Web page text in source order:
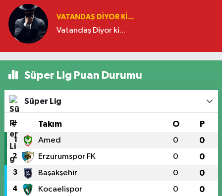
VATANDAŞ DIYOR KI...
Vatandaş Diyor ki...
Süper Lig Puan Durumu
Süper Lig
# Takım O P
1 Amed 0 0
2 Erzurumspor FK 0 0
3 Başakşehir 0 0
4 Kocaelispor 0 0